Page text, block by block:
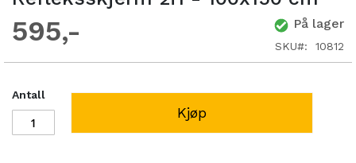
595 På lager
SKU 10812
Antall
Kjøp